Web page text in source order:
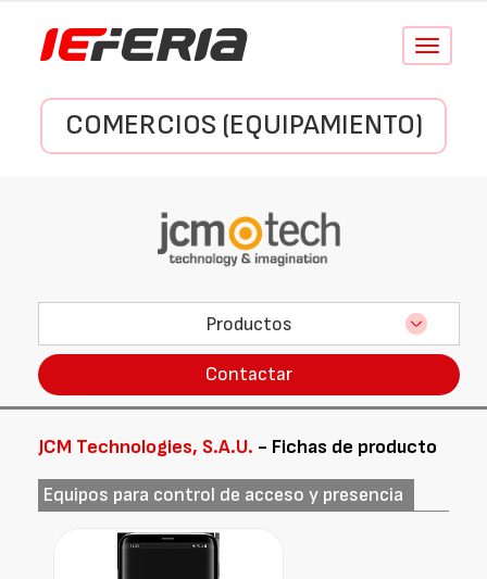
Conmutar
COMERCIOS (EQUIPAMIENTO)
Productos
Contactar
JCM Technologies, S.A.U. - Fichas de producto
Equipos para control de acceso y presencia